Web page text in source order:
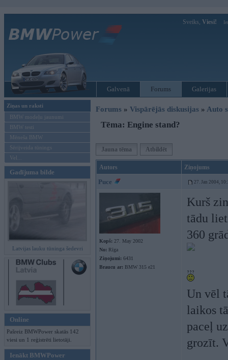
Sveiks, Viesi!
Galvenā Forums Galerijas
Ziņas un raksti
BMW modeļu jaunumi
BMW testi
Mēneša BMW
Sērijveida tūnings
Vel...
Gadījuma bilde
Latvijas lauku tūninga šedevri
Online
Pašreiz BMWPower skatās 142
viesi un 1 reģistrēti lietotāji.
Ienākt BMWPower
Forums » Vispārējās diskusijas » Auto
Tēma: Engine stand?
Jauna tēma Atbildēt
Autors Ziņojums
Puce 27. Jan 2004,
Kopš: 27. May 2002
No: Rīga
Ziņojumi: 6431
Braucu ar: BMW 315 e21
Kurš
tādu
360
Un vēl
laikos
paceļ
grozīt.